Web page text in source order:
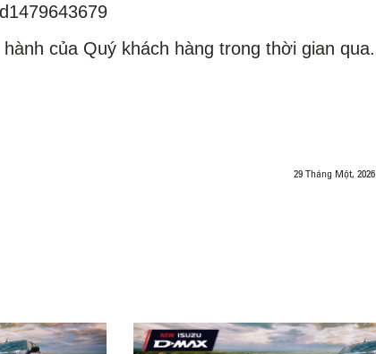
của Quý khách hàng trong thời gian qua.
29 Tháng Một, 2026